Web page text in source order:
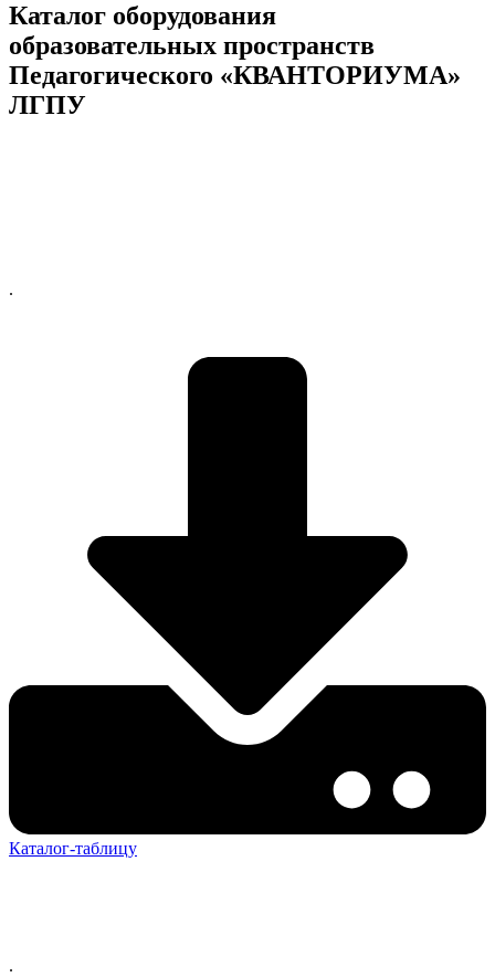
Каталог оборудования
образовательных пространств
Педагогического «КВАНТОРИУМА»
ЛГПУ
.
Каталог-таблицу
.